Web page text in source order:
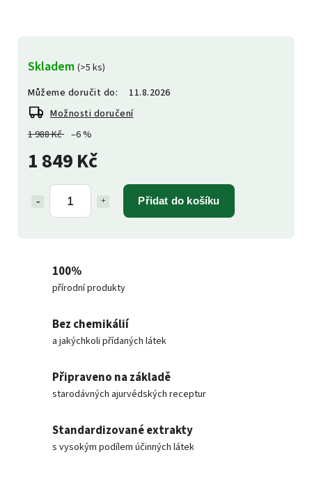
1 988 Kč –6 %
1 849 Kč
Přidat do košíku
Skladem (>5 ks)
Můžeme doručit do:
11.8.2026
Možnosti doručení
100%
přírodní produkty
Bez chemikálií
a jakýchkoli přídaných látek
Připraveno na základě
starodávných ajurvédských receptur
Standardizované extrakty
s vysokým podílem účinných látek